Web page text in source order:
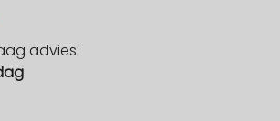
advies: